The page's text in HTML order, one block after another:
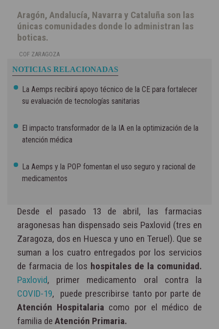
Aragón, Andalucía, Navarra y Cataluña son las
únicas comunidades donde lo administran las
boticas.
COF ZARAGOZA
NOTICIAS RELACIONADAS
La Aemps recibirá apoyo técnico de la CE para fortalecer
su evaluación de tecnologías sanitarias
El impacto transformador de la IA en la optimización de la
atención médica
La Aemps y la POP fomentan el uso seguro y racional de
medicamentos
Desde el pasado 13 de abril, las farmacias
aragonesas han dispensado seis Paxlovid (tres en
Zaragoza, dos en Huesca y uno en Teruel). Que se
suman a los cuatro entregados por los servicios
de farmacia de los hospitales de la comunidad.
Paxlovid, primer medicamento oral contra la
COVID-19, puede prescribirse tanto por parte de
Atención Hospitalaria como por el médico de
familia de Atención Primaria.